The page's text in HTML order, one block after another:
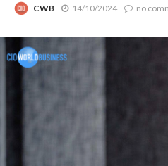
CWB 14/10/2024 no